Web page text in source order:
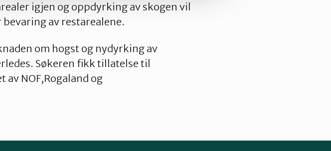
igjen og oppdyrking av skogen vil
av restarealene.
om hogst og nydyrking av
Søkeren fikk tillatelse til
NOF,Rogaland og